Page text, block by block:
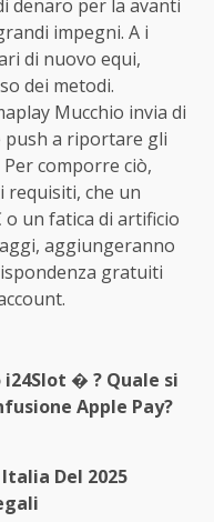
denaro per la avanti
impegni. A i
di nuovo equi,
dei metodi.
Mucchio invia di
push a riportare gli
comporre ciò,
che un
un fatica di artificio
aggiungeranno
gratuiti
� ? Quale si
Apple Pay?
Del 2025